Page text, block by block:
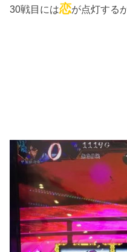
30戦目には恋が点灯する